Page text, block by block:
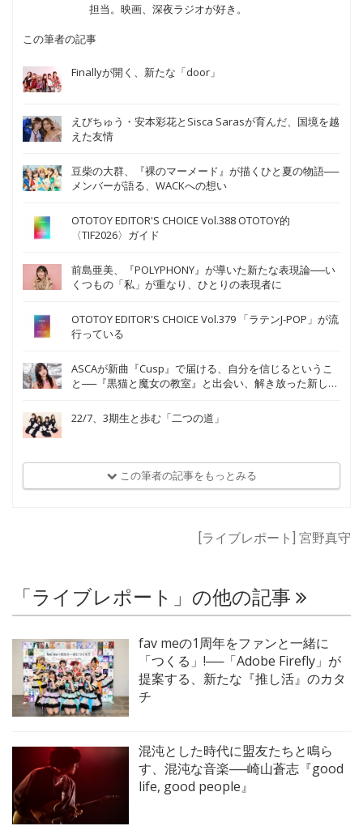
担当。映画、深夜ラジオが好き。
この筆者の記事
Finallyが開く、新たな「door」
えびちゅう・安本彩花とSisca Sarasが育んだ、国境を越
えた友情
豆柴の大群、『裸のマーメード』が描くひと夏の物語──
メンバーが語る、WACKへの想い
OTOTOY EDITOR'S CHOICE Vol.388 OTOTOY的
〈TIF2026〉ガイド
前島亜美、『POLYPHONY』が導いた新たな表現論──い
くつもの「私」が重なり、ひとりの表現者に
OTOTOY EDITOR'S CHOICE Vol.379 「ラテンJ-POP」が流
行っている
ASCAが新曲『Cusp』で届ける、自分を信じるというこ
と──『黒猫と魔女の教室』と出会い、解き放った新しい
22/7、3期生と歩む「二つの道」
この筆者の記事をもっとみる
[ライブレポート] 宮野真守
「ライブレポート」の他の記事
fav meの1周年をファンと一緒に
「つくる」!──「Adobe Firefly」が
提案する、新たな『推し活』のカタ
チ
混沌とした時代に盟友たちと鳴ら
す、混沌な音楽──崎山蒼志『good
life, good people』